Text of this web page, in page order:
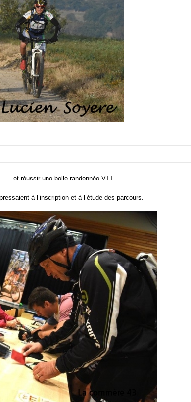
et réussir une belle randonnée VTT.
à l’inscription et à l’étude des parcours.